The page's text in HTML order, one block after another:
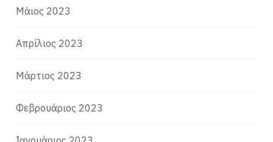
Μάιος 2023
Απρίλιος 2023
Μάρτιος 2023
Φεβρουάριος 2023